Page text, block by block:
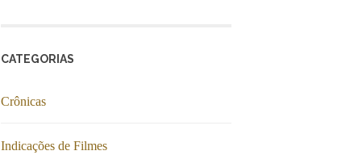
CATEGORIAS
Crônicas
Indicações de Filmes